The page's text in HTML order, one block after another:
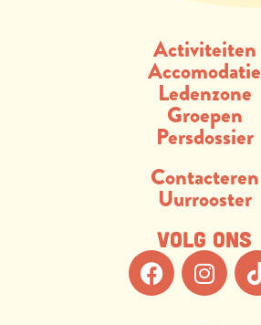
Activiteiten
Accomodatie
Ledenzone
Groepen
Persdossier
Contacteren
Uurrooster
Volg ons